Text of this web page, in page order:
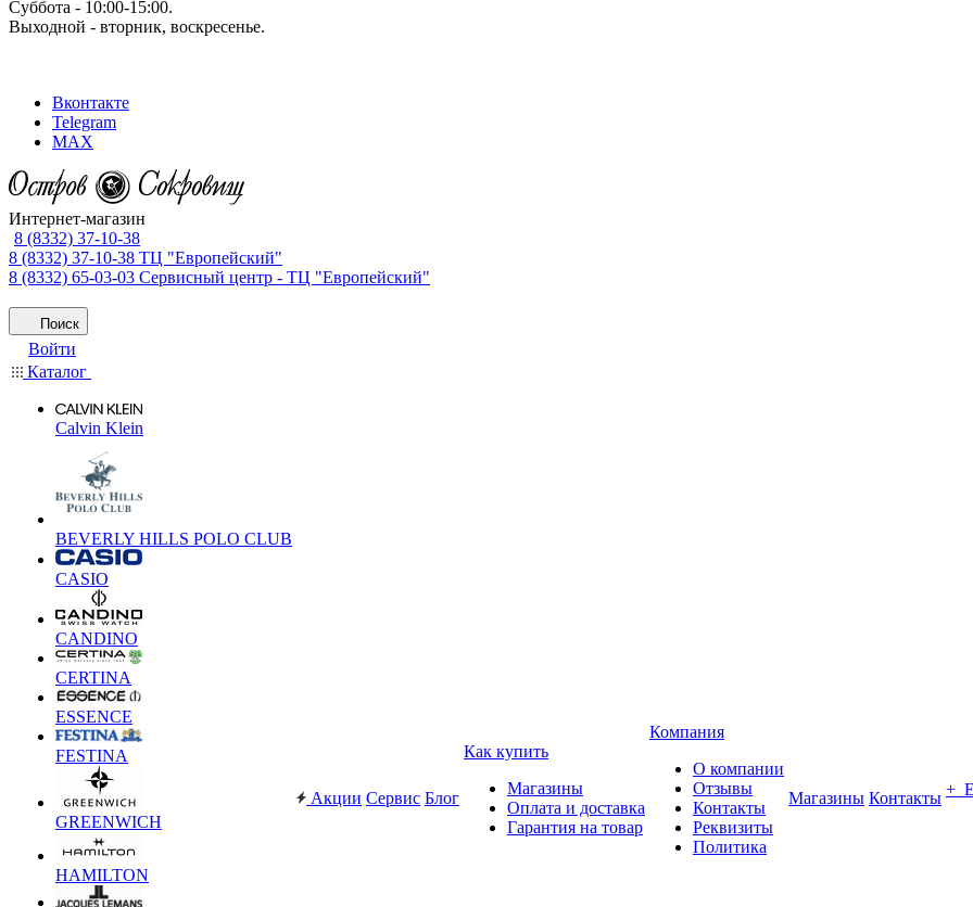
Суббота - 10:00-15:00.
Выходной - вторник, воскресенье.
Вконтакте
Telegram
MAX
Интернет-магазин
8 (8332) 37-10-38
8 (8332) 37-10-38 ТЦ "Европейский"
8 (8332) 65-03-03 Сервисный центр - ТЦ "Европейский"
Поиск
Войти
Каталог
Calvin Klein
BEVERLY HILLS POLO CLUB
CASIO
CANDINO
CERTINA
ESSENCE
FESTINA
GREENWICH
HAMILTON
Акции Сервис Блог
Как купить
Магазины
Оплата и доставка
Гарантия на товар
Компания
О компании
Отзывы
Контакты
Реквизиты
Политика
Магазины Контакты +